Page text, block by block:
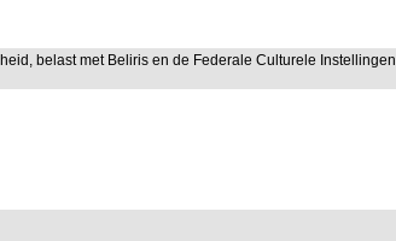
belast met Beliris en de Federale Culturele Instellingen